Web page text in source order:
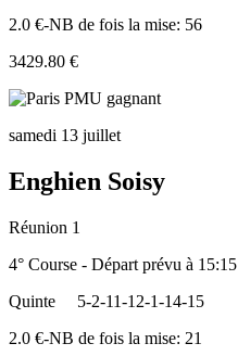
2.0 €-NB de fois la mise: 56
3429.80 €
samedi 13 juillet
Enghien Soisy
Réunion 1
4° Course - Départ prévu à 15:15
Quinte
5-2-11-12-1-14-15
2.0 €-NB de fois la mise: 21